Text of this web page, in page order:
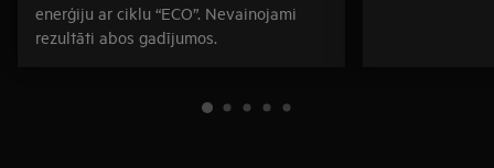
enerģiju ar ciklu “ECO”. Nevainojami
rezultāti abos gadījumos.